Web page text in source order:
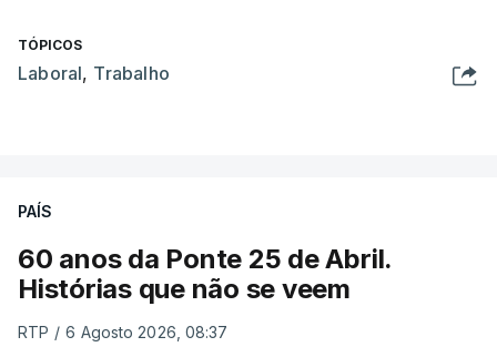
TÓPICOS
Laboral, Trabalho
PAÍS
60 anos da Ponte 25 de Abril.
Histórias que não se veem
RTP / 6 Agosto 2026, 08:37